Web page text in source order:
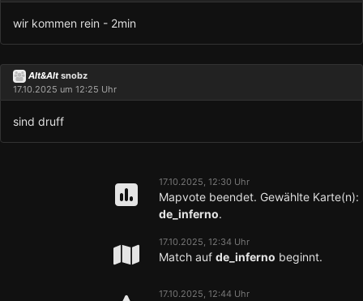
wir kommen rein - 2min
Alt&Altsnobz
17.10.2025 um 12:25 Uhr
sind druff
17.10.2025, 12:30 Uhr
Mapvote beendet. Gewählte Karte(n):
de_inferno.
17.10.2025, 12:34 Uhr
Match auf de_inferno beginnt.
17.10.2025, 12:44 Uhr